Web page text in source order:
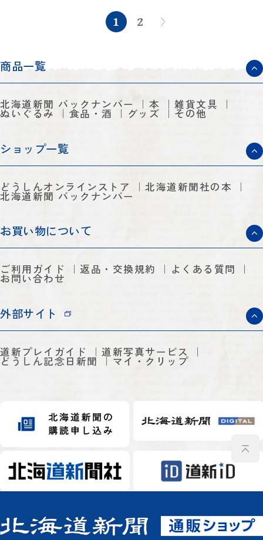
1 2
商品一覧
北海道新聞 バックナンバー 本 雑貨文具
ぬいぐるみ 食品・酒 グッズ その他
ショップ一覧
どうしんオンラインストア 北海道新聞社の本
北海道新聞 バックナンバー
お買い物について
ご利用ガイド 返品・交換規約 よくある質問
お問い合わせ
外部サイト
道新プレイガイド 道新写真サービス
どうしん記念日新聞 マイ・クリップ